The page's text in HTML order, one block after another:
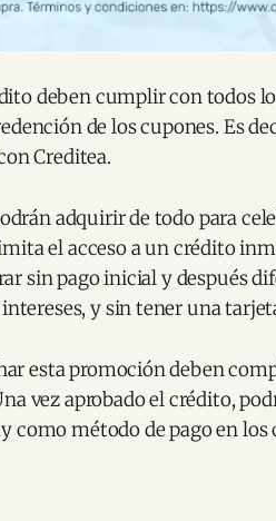
deben cumplir con todos
de los cupones. Es
Creditea.
adquirir de todo para
el acceso a un crédito
sin pago inicial y después
y sin tener una
esta promoción deben
vez aprobado el crédito,
como método de pago en